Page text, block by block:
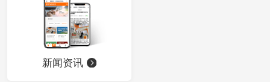
新闻资讯